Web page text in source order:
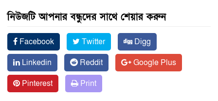
নিউজটি আপনার বন্ধুদের সাথে শেয়ার করুন
Facebook Twitter
Digg
Linkedin
Reddit
Google Plus
Pinterest
Print